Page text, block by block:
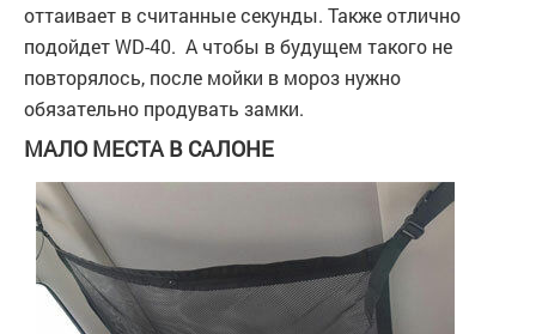
оттаивает в считанные секунды. Также отлично
подойдет WD-40. А чтобы в будущем такого не
повторялось, после мойки в мороз нужно
обязательно продувать замки.
МАЛО МЕСТА В САЛОНЕ